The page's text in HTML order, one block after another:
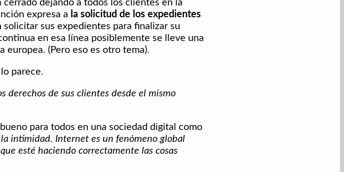
cerrado dejando a todos los clientes en la
expresa a la solicitud de los expedientes
sus expedientes para finalizar su
en esa línea posiblemente se lleve una
europea. (Pero eso es otro tema).
parece.
derechos de sus clientes desde el mismo
para todos en una sociedad digital como
intimidad. Internet es un fenómeno global
esté haciendo correctamente las cosas